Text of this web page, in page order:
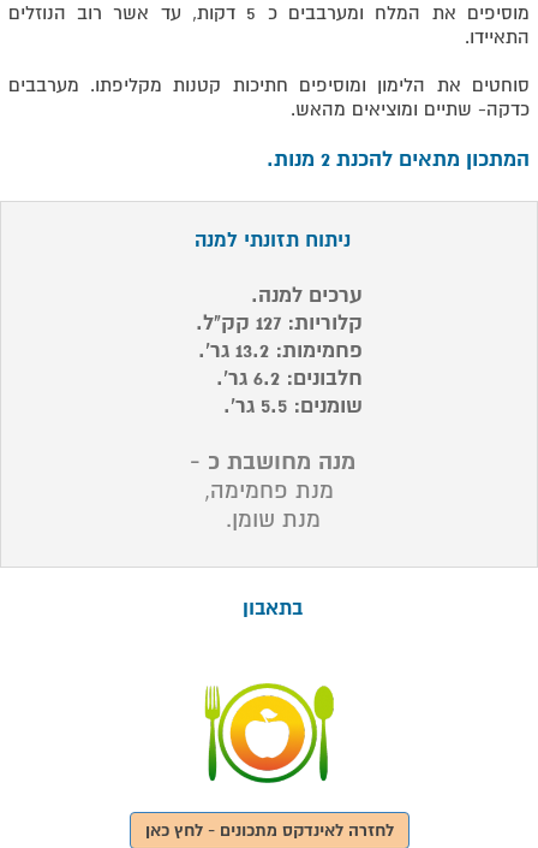
מוסיפים את המלח ומערבבים כ 5 דקות, עד אשר רוב הנוזלים
התאיידו.
סוחטים את הלימון ומוסיפים חתיכות קטנות מקליפתו. מערבבים
כדקה- שתיים ומוציאים מהאש.
המתכון מתאים להכנת 2 מנות.
ערכים למנה.
קלוריות: 127 קק"ל.
פחמימות: 13.2 גר'.
חלבונים: 6.2 גר'.
שומנים: 5.5 גר'.
מנה מחושבת כ -
מנת פחמימה,
מנת שומן.
ניתוח תזונתי למנה
בתאבון
לחזרה לאינדקס מתכונים - לחץ כאן